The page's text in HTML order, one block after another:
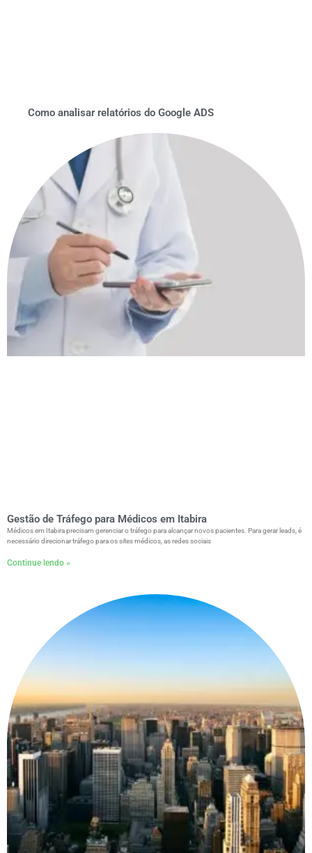
Como analisar relatórios do Google ADS
Gestão de Tráfego para Médicos em Itabira
Médicos em Itabira precisam gerenciar o tráfego para alcançar novos pacientes. Para gerar leads, é
necessário direcionar tráfego para os sites médicos, as redes sociais
Continue lendo »